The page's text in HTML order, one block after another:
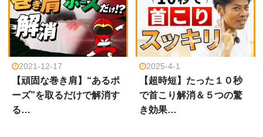
2021-12-17
【頑固な巻き肩】“あるポ
ーズ”を取るだけで解消す
る…
2025-4-1
【超時短】たった１０秒
で首こり解消＆５つの驚
き効果…